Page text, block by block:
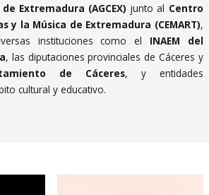
Extremadura (AGCEX) junto al Centro
y la Música de Extremadura (CEMART),
instituciones como el INAEM del
, las diputaciones provinciales de Cáceres y
de Cáceres, y entidades
cultural y educativo.